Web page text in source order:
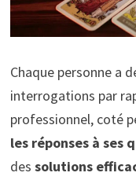
Chaque personne a
interrogations par
professionnel, coté
les réponses à ses
des solutions